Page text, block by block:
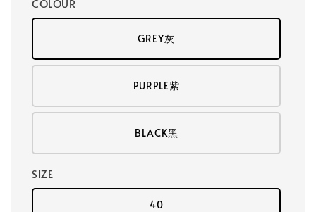
GREY灰
PURPLE紫
BLACK黑
SIZE
40